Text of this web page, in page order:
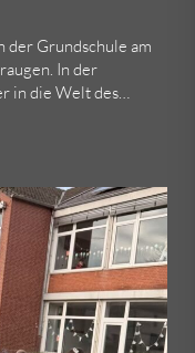
der Grundschule am
In der
in die Welt des…